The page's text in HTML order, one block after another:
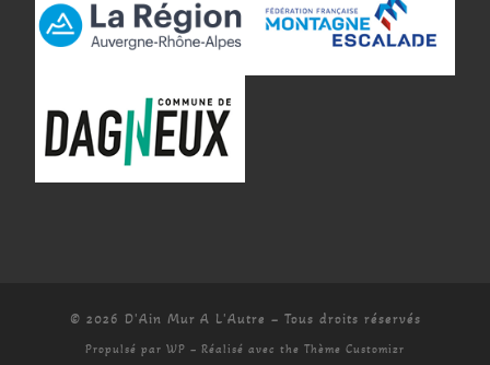
© 2026 D'Ain Mur A L'Autre – Tous droits réservés
Propulsé par WP – Réalisé avec the Thème Customizr